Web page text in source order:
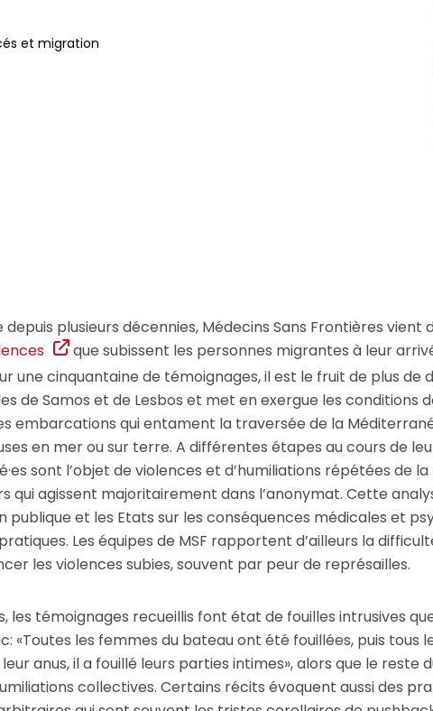
et migration
plusieurs décennies, Médecins Sans Frontières vient
que subissent les personnes migrantes à leur
une cinquantaine de témoignages, il est le fruit de plus de
de Samos et de Lesbos et met en exergue les conditions
embarcations qui entament la traversée de la
en mer ou sur terre. A différentes étapes au cours de
sont l’objet de violences et d’humiliations répétées de la
qui agissent majoritairement dans l’anonymat. Cette
publique et les Etats sur les conséquences médicales et
Les équipes de MSF rapportent d’ailleurs la
les violences subies, souvent par peur de ­représailles.
les témoignages recueillis font état de fouilles intrusives
«Toutes les femmes du bateau ont été fouillées, puis tous
anus, il a fouillé leurs parties intimes», alors que le reste
collectives. Certains récits évoquent aussi des
messagerie est uniquement utilisée pour vous envoyer
que des informations concernant nos activités. Vous